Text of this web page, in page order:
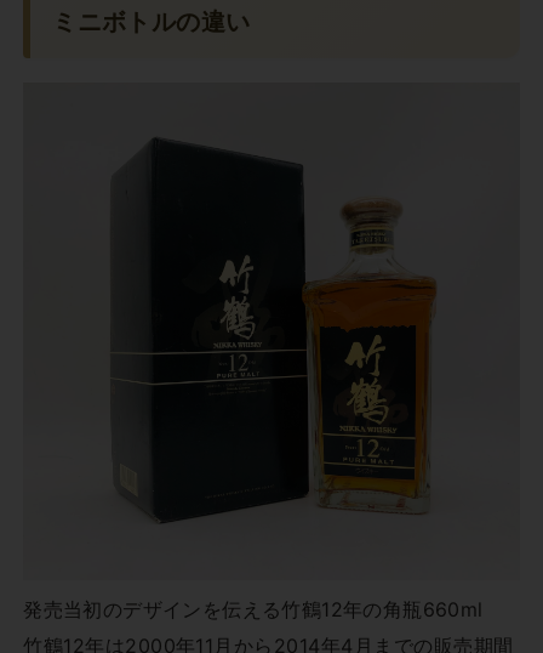
ミニボトルの違い
発売当初のデザインを伝える竹鶴12年の角瓶660ml
竹鶴12年は2000年11月から2014年4月までの販売期間